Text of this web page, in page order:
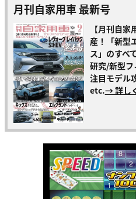
月刊自家用車 最新号
【月刊自
産！「新型
ス」のすべ
研究/新型
注目モデル
etc.→ 詳し